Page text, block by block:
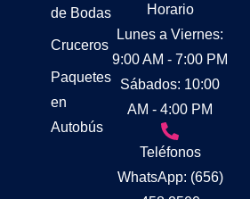
de Bodas
Cruceros
Paquetes
en
Autobús
Horario
Lunes a Viernes:
9:00 AM - 7:00 PM
Sábados: 10:00
AM - 4:00 PM
Teléfonos
WhatsApp: (656)